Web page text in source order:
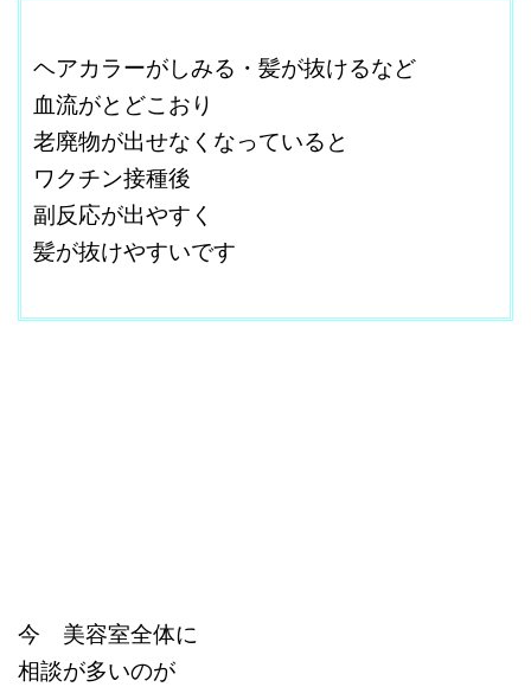
ヘアカラーがしみる・髪が抜けるなど
血流がとどこおり
老廃物が出せなくなっていると
ワクチン接種後
副反応が出やすく
髪が抜けやすいです
今 美容室全体に
相談が多いのが